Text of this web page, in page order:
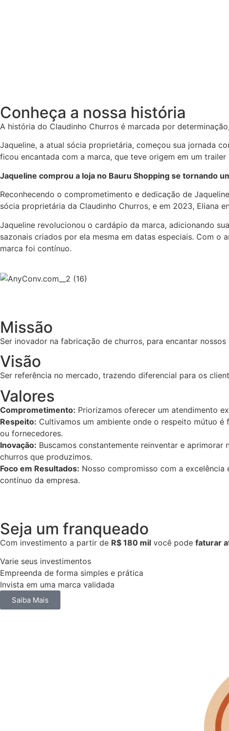
Conheça a nossa história
A história do Claudinho Churros é marcada por
Jaqueline, a atual sócia proprietária, começou sua jornada
ficou encantada com a marca, que teve origem em um
Jaqueline comprou a loja no Bauru Shopping se tornando
Reconhecendo o comprometimento e dedicação de
sócia proprietária da Claudinho Churros, e em 2023, Eliana
Jaqueline revolucionou o cardápio da marca, adicionando
sazonais criados por ela mesma em datas especiais. Com
marca foi contínuo.
Missão
Ser inovador na fabricação de churros, para encantar
Visão
Ser referência no mercado, trazendo diferencial para os
Valores
Comprometimento: Priorizamos oferecer um atendimento
Respeito: Cultivamos um ambiente onde o respeito mútuo
ou fornecedores.
Inovação: Buscamos constantemente reinventar e
churros que produzimos.
Foco em Resultados: Nosso compromisso com a
contínuo da empresa.
Seja um franqueado
Com investimento a partir de R$ 180 mil você pode faturar
Varie seus investimentos
Empreenda de forma simples e prática
Invista em uma marca validada
Saiba Mais